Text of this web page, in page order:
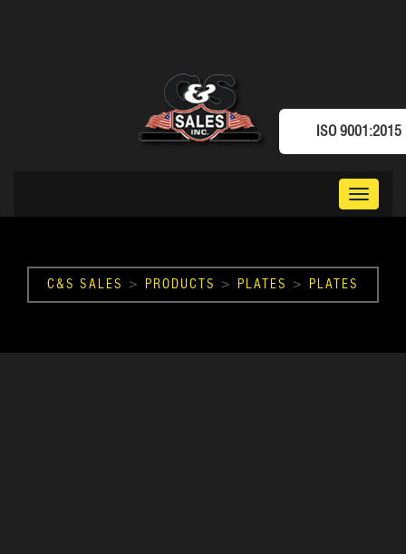
Toggle
C&S SALES > PRODUCTS > PLATES > PLATES
ISO 9001:2015